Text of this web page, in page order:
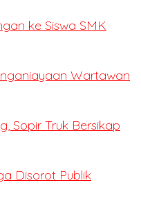
ke Siswa SMK
Wartawan
Sopir Truk Bersikap
Disorot Publik